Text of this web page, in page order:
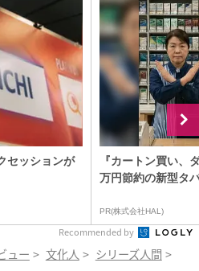
セッションが
『カートン買い、
万円節約の新型タ
PR(株式会社HAL)
Recommended by
ュー > 文化人 > シリーズ人間 >